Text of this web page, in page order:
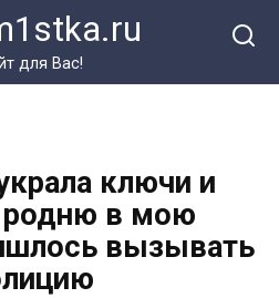
для Вас!
ключи и
родню в мою
вызывать